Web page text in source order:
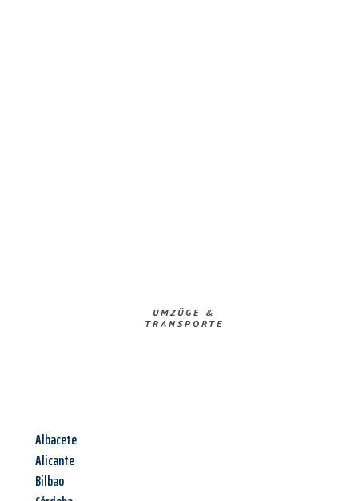
UMZÜGE &
TRANSPORTE
Albacete
Alicante
Bilbao